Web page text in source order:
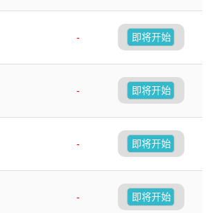
-
即将开始
-
即将开始
-
即将开始
-
即将开始